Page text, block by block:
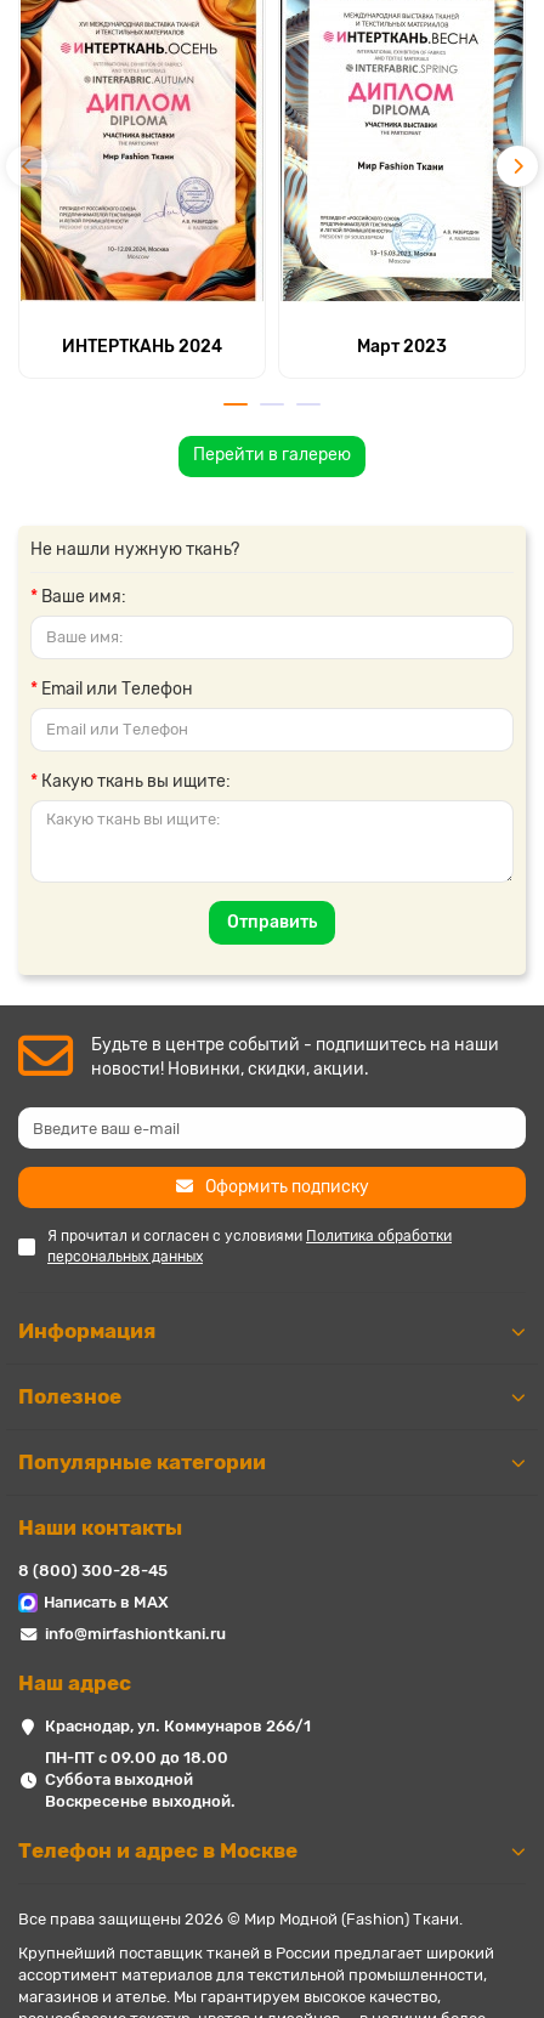
ИНТЕРТКАНЬ 2024 Март 2023
Перейти в галерею
Не нашли нужную ткань?
Ваше имя:
Email или Телефон
Какую ткань вы ищите:
Отправить
Будьте в центре событий - подпишитесь на наши
новости! Новинки, скидки, акции.
Оформить подписку
Я прочитал и согласен с условиями Политика обработки
персональных данных
Информация
Полезное
Популярные категории
Наши контакты
8 (800) 300-28-45
Написать в MAX
info@mirfashiontkani.ru
Наш адрес
Краснодар, ул. Коммунаров 266/1
ПН-ПТ с 09.00 до 18.00
Суббота выходной
Воскресенье выходной.
Телефон и адрес в Москве
Все права защищены 2026 © Мир Модной (Fashion) Ткани.
Крупнейший поставщик тканей в России предлагает широкий
ассортимент материалов для текстильной промышленности,
магазинов и ателье. Мы гарантируем высокое качество,